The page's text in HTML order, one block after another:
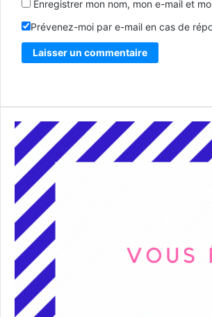
Enregistrer mon nom, mon e-mail et
Prévenez-moi par e-mail en cas de